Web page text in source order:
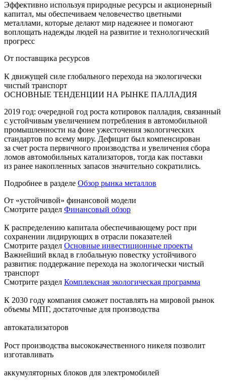
Эффективно используя природные ресурсы и акционерный
капитал, мы обеспечиваем человечество цветными
металлами, которые делают мир надежнее и помогают
воплощать надежды людей на развитие и технологический
прогресс
От поставщика ресурсов
К движущей силе глобального перехода на экологически
чистый транспорт
ОСНОВНЫЕ ТЕНДЕНЦИИ НА РЫНКЕ ПАЛЛАДИЯ
2019 год: очередной год роста котировок палладия, связанный
с устойчивым увеличением потребления в автомобильной
промышленности на фоне ужесточения экологических
стандартов по всему миру. Дефицит был компенсирован
за счет роста первичного производства и увеличения сбора
ломов автомобильных катализаторов, тогда как поставки
из ранее накопленных запасов значительно сократились.
Подробнее в разделе Обзор рынка металлов
От «устойчивой» финансовой модели
Смотрите раздел Финансовый обзор
К распределению капитала обеспечивающему рост при
сохранении лидирующих в отрасли показателей
Смотрите раздел Основные инвестиционные проекты
Важнейший вклад в глобальную повестку устойчивого
развития: поддержание перехода на экологически чистый
транспорт
Смотрите раздел Комплексная экологическая программа
К 2030 году компания сможет поставлять на мировой рынок
объемы МПГ, достаточные для производства
автокатализаторов
Рост производства высококачественного никеля позволит
изготавливать
аккумуляторных блоков для электромобилей